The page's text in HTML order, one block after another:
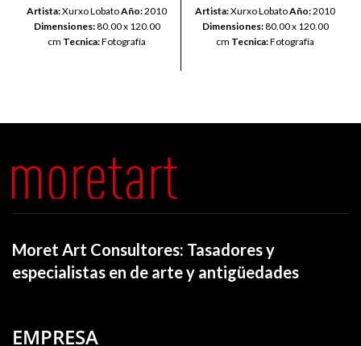
Artista:Xurxo LobatoAño:2010
Dimensiones:80.00 x 120.00
cm Tecnica:Fotografía
Artista:Xurxo LobatoAño:2010
Dimensiones:80.00 x 120.00
cm Tecnica:Fotografía
Moret Art Consultores: Tasadores y
especialistas en de arte y antigüedades
EMPRESA